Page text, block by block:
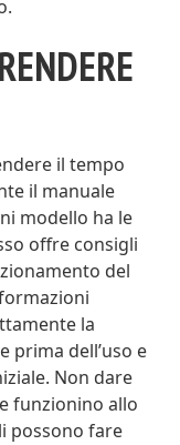
il tempo
il manuale
modello ha le
offre consigli
del
la
prima dell’uso e
Non dare
funzionino allo
possono fare